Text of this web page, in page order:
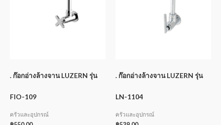
. ก๊อกอ่างล้างจาน LUZERN รุ่น
FIO-109
ครัวและอุปกรณ์
. ก๊อกอ่างล้างจาน LUZERN รุ่น
LN-1104
ครัวและอุปกรณ์